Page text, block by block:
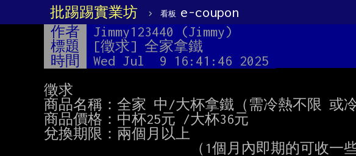
批踢踢實業坊 › 看板 e-coupon
作者 Jimmy123440 (Jimmy)
標題
[徵求] 全家拿鐵
時間
Wed Jul  9 16:41:46 2025
徵求
商品名稱：全家 中/大杯拿鐵（需冷熱不限 或冷
商品價格：中杯25元 /大杯36元
兌換期限：兩個月以上